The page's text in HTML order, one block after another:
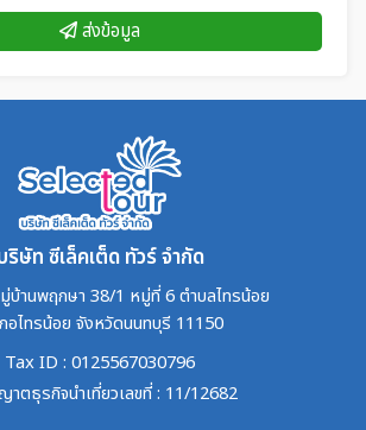
ส่งข้อมูล
ริษัท ซีเล็คเต็ด ทัวร์ จำกัด
บ้านพฤกษา 38/1 หมู่ที่ 6 ตำบลไทรน้อย
อไทรน้อย จังหวัดนนทบุรี 11150
Tax ID : 0125567030796
าตธุรกิจนำเที่ยวเลขที่ : 11/12682